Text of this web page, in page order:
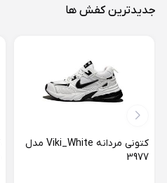
جدیدترین کفش ها
کتونی مردانه Viki_White مدل
3977